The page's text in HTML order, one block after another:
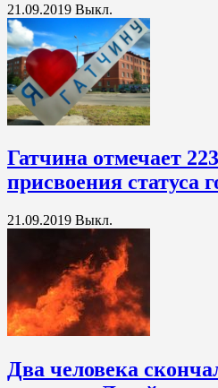
21.09.2019 Выкл.
Гатчина отмечает
присвоения статуса
21.09.2019 Выкл.
Два человека